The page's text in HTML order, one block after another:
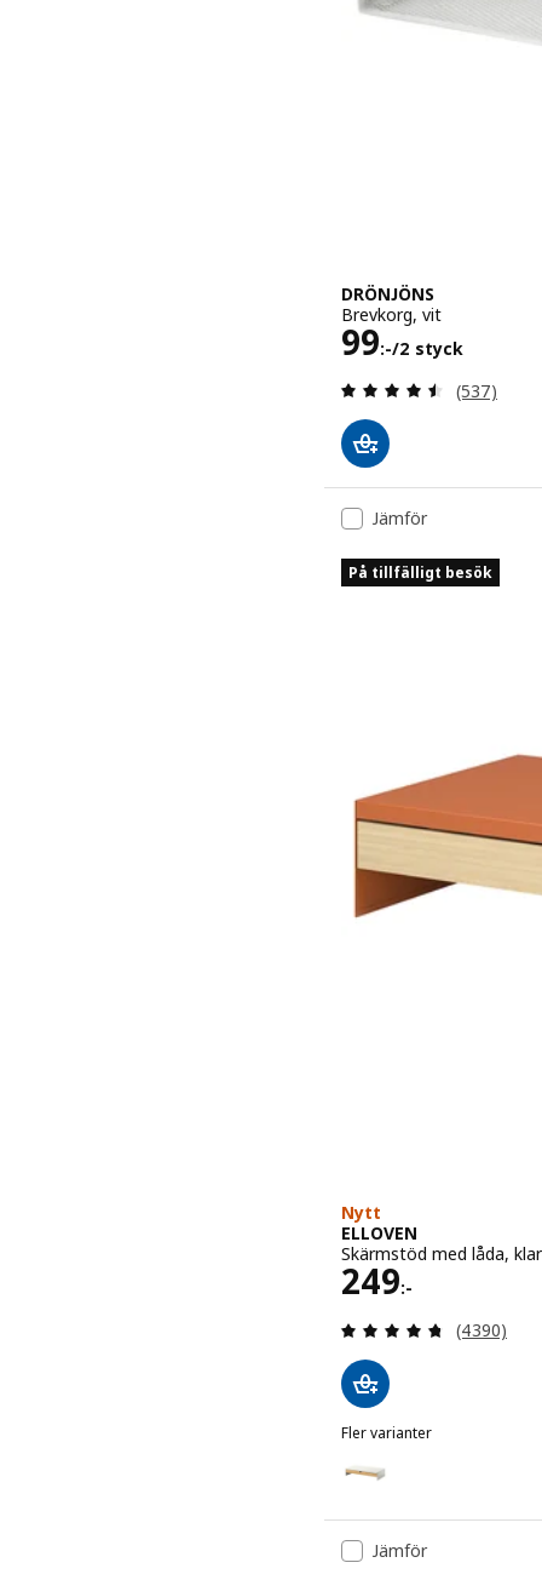
DRÖNJÖNS
Brevkorg, vit
99:-/2 styck
Pris 99:-/2
(537)
Jämför
På tillfälligt besök
Nytt
ELLOVEN
Skärmstöd med låda,
249:-
Pris 249:-
(4390)
Fler varianter
Jämför